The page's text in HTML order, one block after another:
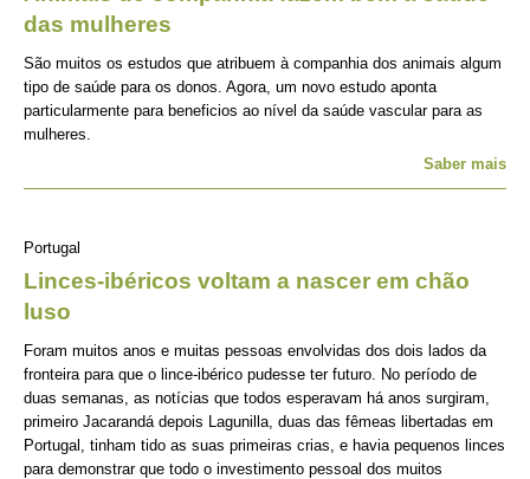
das mulheres
São muitos os estudos que atribuem à companhia dos animais algum
tipo de saúde para os donos. Agora, um novo estudo aponta
particularmente para beneficios ao nível da saúde vascular para as
mulheres.
Saber mais
Portugal
Linces-ibéricos voltam a nascer em chão
luso
Foram muitos anos e muitas pessoas envolvidas dos dois lados da
fronteira para que o lince-ibérico pudesse ter futuro. No período de
duas semanas, as notícias que todos esperavam há anos surgiram,
primeiro Jacarandá depois Lagunilla, duas das fêmeas libertadas em
Portugal, tinham tido as suas primeiras crias, e havia pequenos linces
para demonstrar que todo o investimento pessoal dos muitos